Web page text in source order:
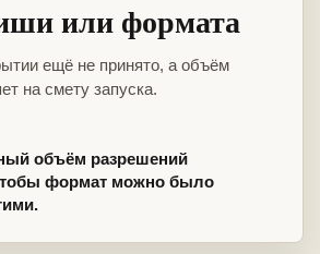
или формата
ещё не принято, а объём
на смету запуска.
объём разрешений
формат можно было